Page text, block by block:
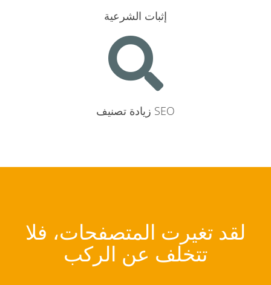
إثبات الشرعية
زيادة تصنيف SEO
لقد تغيرت المتصفحات، فلا
تتخلف عن الركب